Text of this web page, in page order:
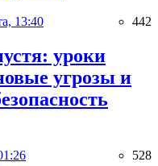
13:40 442
уроки
угрозы и
528